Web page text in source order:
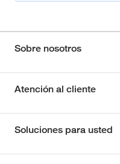
Sobre nosotros
Atención al cliente
Soluciones para usted